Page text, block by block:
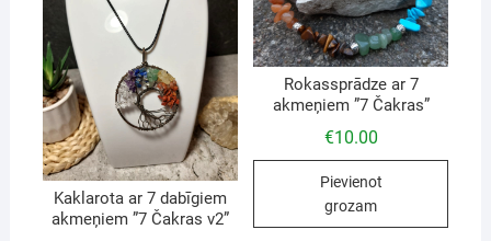
Kaklarota ar 7 dabīgiem
akmeņiem ”7 Čakras v2”
Rokassprādze ar 7
akmeņiem ”7 Čakras”
€10.00
Pievienot
grozam